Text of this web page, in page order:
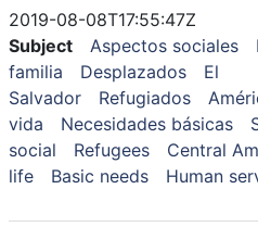
2019-08-08T17:55:47Z
Subject
Aspectos sociales
familia
Desplazados
El
Salvador
Refugiados
vida
Necesidades básicas
social
Refugees Central
life
Basic needs Human